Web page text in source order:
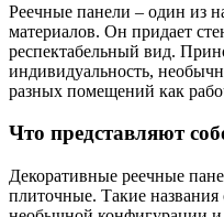
Реечные панели – один из
материалов. Он придает
респектабельный вид.
индивидуальность,
разных помещений как
Что представляют
Декоративные реечные
плиточные. Такие